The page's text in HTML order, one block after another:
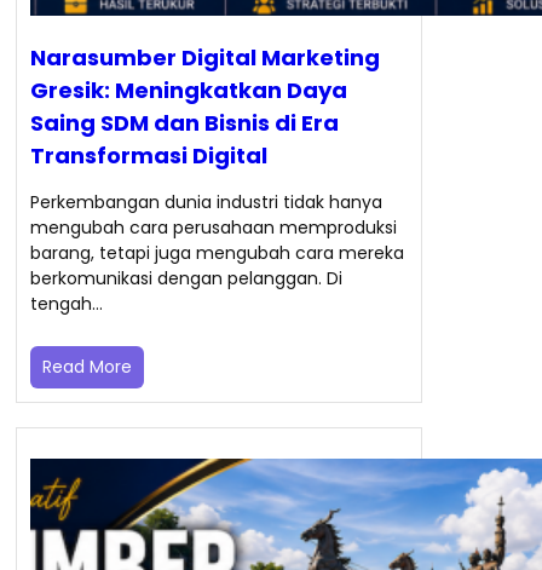
Narasumber Digital Marketing
Gresik: Meningkatkan Daya
Saing SDM dan Bisnis di Era
Transformasi Digital
Perkembangan dunia industri tidak hanya
mengubah cara perusahaan memproduksi
barang, tetapi juga mengubah cara mereka
berkomunikasi dengan pelanggan. Di
tengah…
Read More